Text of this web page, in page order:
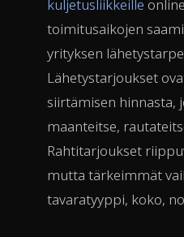
kuljetusliikkeille
toimitusaikojen
yrityksen
Lähetystarjoukset
siirtämisen hinnasta,
maanteitse,
Rahtitarjoukset
mutta tärkeimmät
tavaratyyppi, koko,